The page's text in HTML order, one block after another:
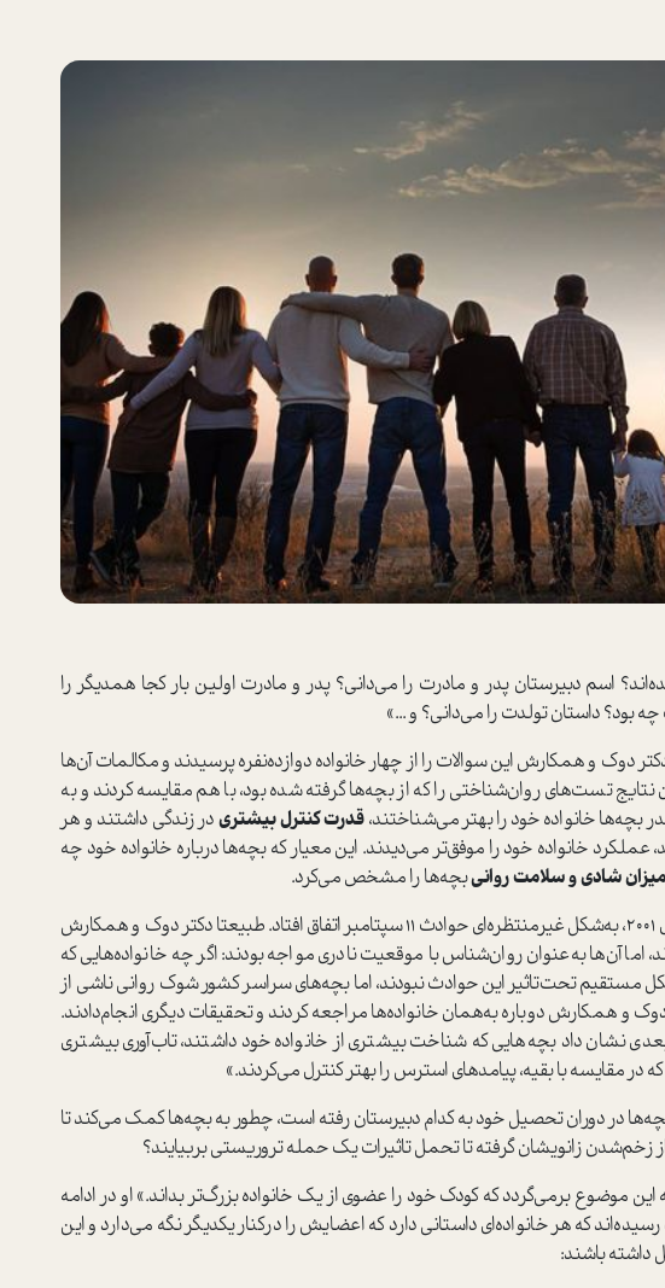
اسم دبیرستان پدر و مادرت را می‌دانی؟ پدر و مادرت اولین بار کجا همدیگر را
بود؟ دا‌ستان تولدت را می‌دانی؟ و ...»
دوک و همکارش این سوالات را از چهار خانواده دوازده‌نفره پرسیدند و مکالمات آن‌ها
نتایج تست‌های روان‌شناختی را که از بچه‌ها گرفته شده بود، با هم مقایسه کردند و به
بچه‌ها خانواده خود را بهتر می‌شناختند،قدرت کنترل بیشتریدر زندگی داشتند و هر
عملکرد خانواده خود را موفق‌تر می‌دیدند. این معیار که بچه‌ها درباره خانواده خود چه
میزان شادی وسلامت روانیبچه‌ها را مشخص می‌کرد.
دو ماه بعد از پایان این تحقیقات در سال 2001، به‌شکل غیر‌منتظره‌ای حوادث 11 سپتامبر اتفاق افتاد. طبیعتا دکتر دوک و همکارش
آن‌ها به‌عنوان روان‌شناس با موقعیت نادری مواجه بودند: اگر چه خانواده‌هایی که
مستقیم تحت‌تاثیر این حوادث نبودند، اما بچه‌های سراسر کشور شوک روانی ناشی از
و همکارش دوباره به‌همان خانواده‌ها مراجعه کردند و تحقیقات د‌یگری انجام‌دادند.
نشان داد بچه‌هایی که شناخت بیشتری از خانواده خود داشتند، تاب‌آوری بیشتری
در مقایسه با بقیه، پیامد‌های ا‌سترس را بهتر کنترل می‌کردند.»
در دوران تحصیل خود به کدام دبیرستان رفته ا‌ست، چطور به بچه‌ها کمک می‌کند تا
زخم‌شدن زانویشان گرفته تا تحمل تاثیرات یک حمله تروریستی بربیایند؟
موضوع برمی‌گردد که کودک خود را عضوی از یک خانواده بزرگ‌تر بداند.» او در ادامه
که هر خانواده‌ای دا‌ستانی دارد که اعضایش را در‌کنار یکدیگر نگه می‌دارد و این
داشته باشند: